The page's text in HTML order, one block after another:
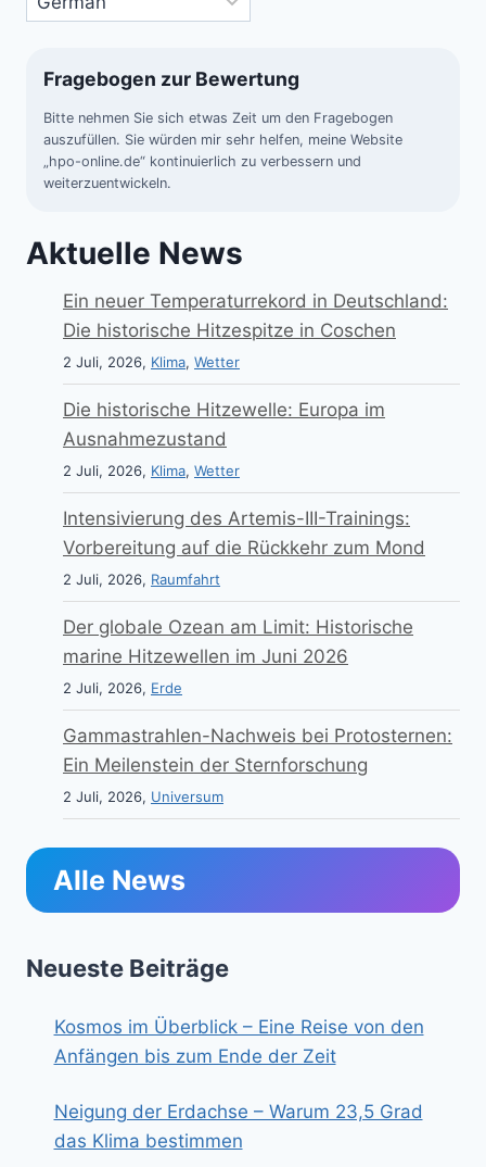
Fragebogen zur Bewertung
Bitte nehmen Sie sich etwas Zeit um den Fragebogen
auszufüllen. Sie würden mir sehr helfen, meine Website
„hpo-online.de“ kontinuierlich zu verbessern und
weiterzuentwickeln.
Aktuelle News
Ein neuer Temperaturrekord in Deutschland:
Die historische Hitzespitze in Coschen
2 Juli, 2026, Klima, Wetter
Die historische Hitzewelle: Europa im
Ausnahmezustand
2 Juli, 2026, Klima, Wetter
Intensivierung des Artemis-III-Trainings:
Vorbereitung auf die Rückkehr zum Mond
2 Juli, 2026, Raumfahrt
Der globale Ozean am Limit: Historische
marine Hitzewellen im Juni 2026
2 Juli, 2026, Erde
Gammastrahlen-Nachweis bei Protosternen:
Ein Meilenstein der Sternforschung
2 Juli, 2026, Universum
Alle News
Neueste Beiträge
Kosmos im Überblick – Eine Reise von den
Anfängen bis zum Ende der Zeit
Neigung der Erdachse – Warum 23,5 Grad
das Klima bestimmen